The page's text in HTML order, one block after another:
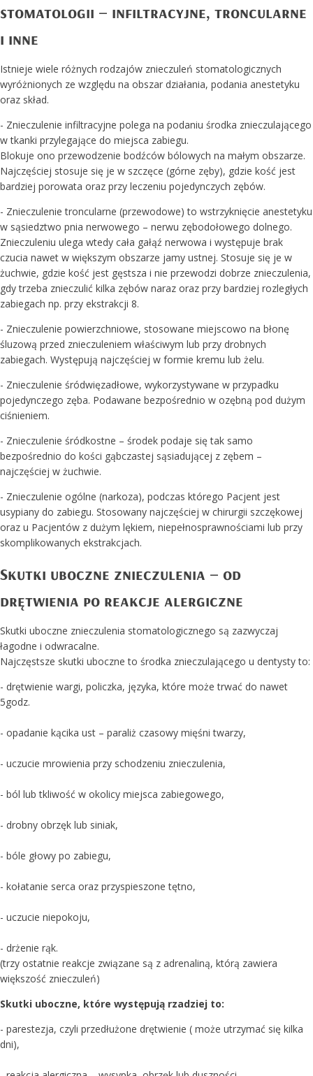
stomatologii – infiltracyjne, troncularne
i inne
Istnieje wiele różnych rodzajów znieczuleń stomatologicznych
wyróżnionych ze względu na obszar działania, podania anestetyku
oraz skład.
- Znieczulenie infiltracyjne polega na podaniu środka znieczulającego
w tkanki przylegające do miejsca zabiegu.
Blokuje ono przewodzenie bodźców bólowych na małym obszarze.
Najczęściej stosuje się je w szczęce (górne zęby), gdzie kość jest
bardziej porowata oraz przy leczeniu pojedynczych zębów.
- Znieczulenie troncularne (przewodowe) to wstrzyknięcie anestetyku
w sąsiedztwo pnia nerwowego – nerwu zębodołowego dolnego.
Znieczuleniu ulega wtedy cała gałąź nerwowa i występuje brak
czucia nawet w większym obszarze jamy ustnej. Stosuje się je w
żuchwie, gdzie kość jest gęstsza i nie przewodzi dobrze znieczulenia,
gdy trzeba znieczulić kilka zębów naraz oraz przy bardziej rozległych
zabiegach np. przy ekstrakcji 8.
- Znieczulenie powierzchniowe, stosowane miejscowo na błonę
śluzową przed znieczuleniem właściwym lub przy drobnych
zabiegach. Występują najczęściej w formie kremu lub żelu.
- Znieczulenie śródwięzadłowe, wykorzystywane w przypadku
pojedynczego zęba. Podawane bezpośrednio w ozębną pod dużym
ciśnieniem.
- Znieczulenie śródkostne – środek podaje się tak samo
bezpośrednio do kości gąbczastej sąsiadującej z zębem –
najczęściej w żuchwie.
- Znieczulenie ogólne (narkoza), podczas którego Pacjent jest
usypiany do zabiegu. Stosowany najczęściej w chirurgii szczękowej
oraz u Pacjentów z dużym lękiem, niepełnosprawnościami lub przy
skomplikowanych ekstrakcjach.
Skutki uboczne znieczulenia – od
drętwienia po reakcje alergiczne
Skutki uboczne znieczulenia stomatologicznego są zazwyczaj
łagodne i odwracalne.
Najczęstsze skutki uboczne to środka znieczulającego u dentysty to:
- drętwienie wargi, policzka, języka, które może trwać do nawet
5godz.
- opadanie kącika ust – paraliż czasowy mięśni twarzy,
- uczucie mrowienia przy schodzeniu znieczulenia,
- ból lub tkliwość w okolicy miejsca zabiegowego,
- drobny obrzęk lub siniak,
- bóle głowy po zabiegu,
- kołatanie serca oraz przyspieszone tętno,
- uczucie niepokoju,
- drżenie rąk.
(trzy ostatnie reakcje związane są z adrenaliną, którą zawiera
większość znieczuleń)
Skutki uboczne, które występują rzadziej to:
- parestezja, czyli przedłużone drętwienie ( może utrzymać się kilka
dni),